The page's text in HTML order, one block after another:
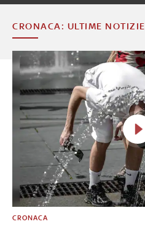
CRONACA: ULTIME NOTIZIE
CRONACA